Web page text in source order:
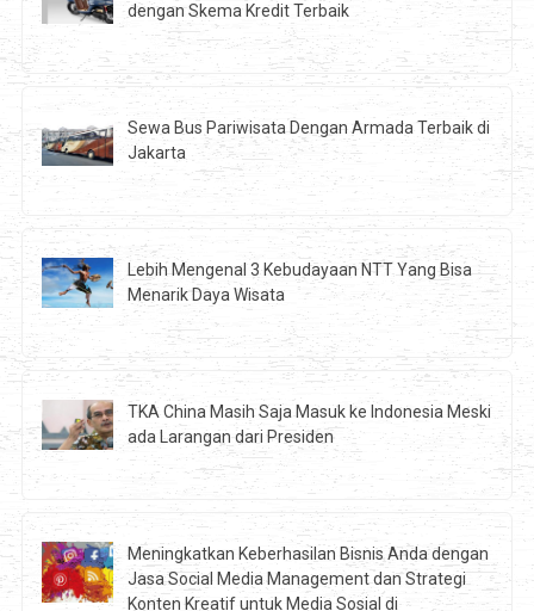
dengan Skema Kredit Terbaik
Sewa Bus Pariwisata Dengan Armada Terbaik di
Jakarta
Lebih Mengenal 3 Kebudayaan NTT Yang Bisa
Menarik Daya Wisata
TKA China Masih Saja Masuk ke Indonesia Meski
ada Larangan dari Presiden
Meningkatkan Keberhasilan Bisnis Anda dengan
Jasa Social Media Management dan Strategi
Konten Kreatif untuk Media Sosial di